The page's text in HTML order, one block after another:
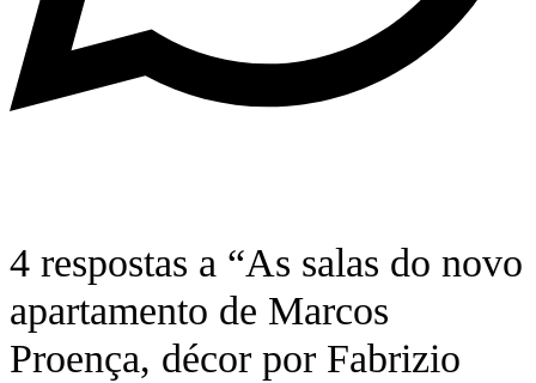
4 respostas a “As salas do novo
apartamento de Marcos
Proença, décor por Fabrizio